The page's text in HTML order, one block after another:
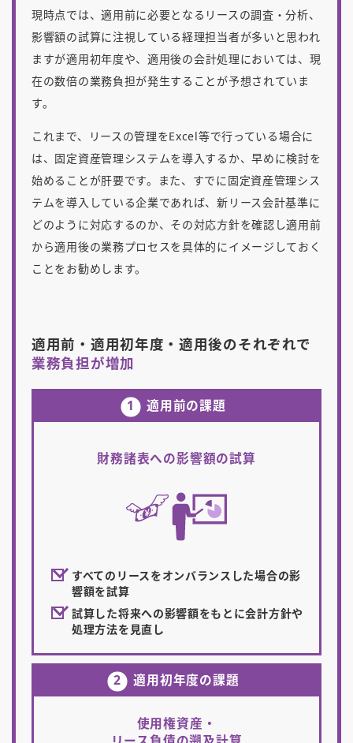
現時点では、適用前に必要となるリースの調査・分析、
影響額の試算に注視している経理担当者が多いと思われ
ますが適用初年度や、適用後の会計処理においては、現
在の数倍の業務負担が発生することが予想されていま
す。
これまで、リースの管理をExcel等で行っている場合に
は、固定資産管理システムを導入するか、早めに検討を
始めることが肝要です。また、すでに固定資産管理シス
テムを導入している企業であれば、新リース会計基準に
どのように対応するのか、その対応方針を確認し適用前
から適用後の業務プロセスを具体的にイメージしておく
ことをお勧めします。
適用前・適用初年度・適用後のそれぞれで
業務負担が増加
1 適用前の課題
財務諸表への影響額の試算
すべてのリースをオンバランスした場合の影
響額を試算
試算した将来への影響額をもとに会計方針や
処理方法を見直し
2 適用初年度の課題
使用権資産・